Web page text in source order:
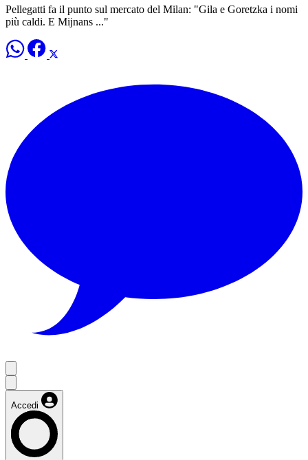
Pellegatti fa il punto sul mercato del Milan: "Gila e Goretzka i nomi
più caldi. E Mijnans ..."
Accedi